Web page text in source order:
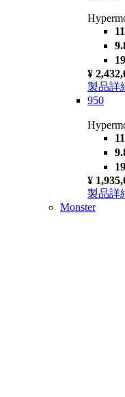
¥
製品詳
950
¥
製品詳
Monster